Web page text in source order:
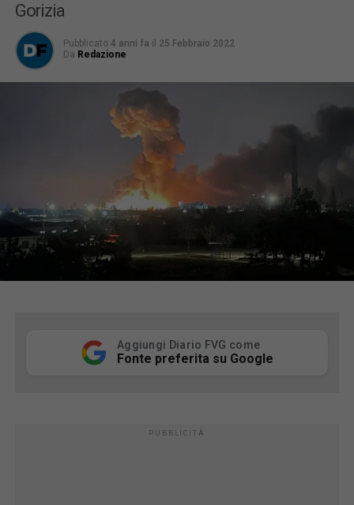
Gorizia
Pubblicato 4 anni fa il 25 Febbraio 2022
Da Redazione
Aggiungi Diario FVG come
Fonte preferita su Google